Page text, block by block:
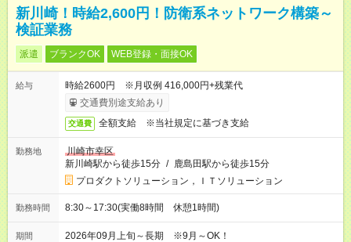
新川崎！時給2,600円！防衛系ネットワーク構築～
検証業務
派遣 ブランクOK WEB登録・面接OK
給与
時給2600円 ※月収例 416,000円+残業代
交通費別途支給あり
交通費 全額支給 ※当社規定に基づき支給
勤務地
川崎市幸区
新川崎駅から徒歩15分 / 鹿島田駅から徒歩15分
プロダクトソリューション，ＩＴソリューション
勤務時間 8:30～17:30(実働8時間 休憩1時間)
期間 2026年09月上旬～長期 ※9月～OK！